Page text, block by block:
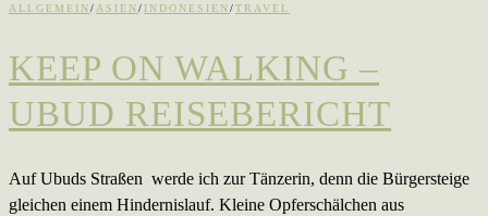
ALLGEMEIN/ ASIEN/ INDONESIEN/TRAVEL
KEEP ON WALKING –
UBUD REISEBERICHT
Auf Ubuds Straßen werde ich zur Tänzerin, denn die Bürgersteige
gleichen einem Hindernislauf. Kleine Opferschälchen aus